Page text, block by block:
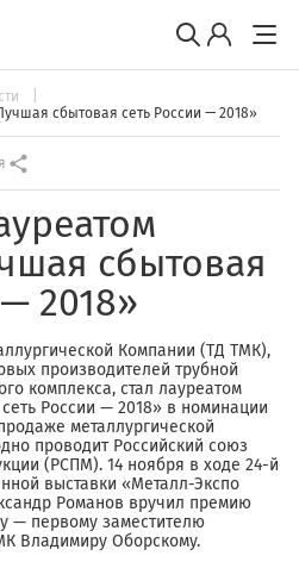
сбытовая сеть России — 2018»
сбытовая
2018»
Компании (ТД ТМК),
производителей трубной
комплекса, стал лауреатом
России — 2018» в номинации
металлургической
проводит Российский союз
(РСПМ). 14 ноября в ходе 24-й
выставки «Металл-Экспо
Романов вручил премию
— первому заместителю
Владимиру Оборскому.